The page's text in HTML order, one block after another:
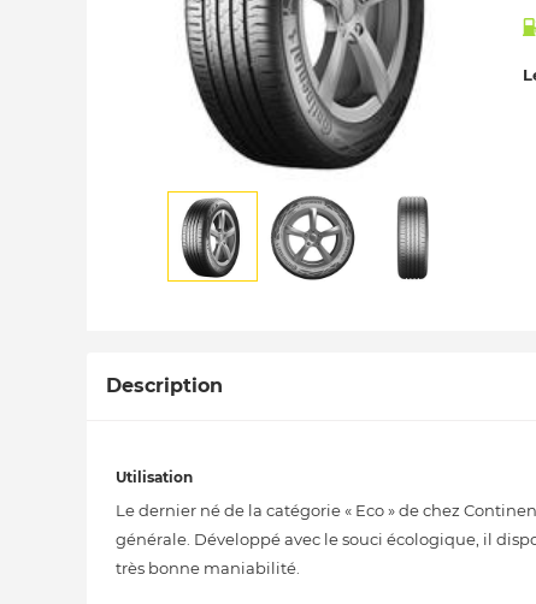
Description
Utilisation
Le dernier né de la catégorie « Eco » de chez
générale. Développé avec le souci écologique, il
très bonne maniabilité.